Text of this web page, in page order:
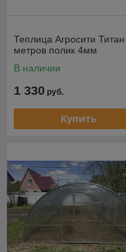
Теплица Агросити
метров полик 4мм
В наличии
1 330 руб.
Купить